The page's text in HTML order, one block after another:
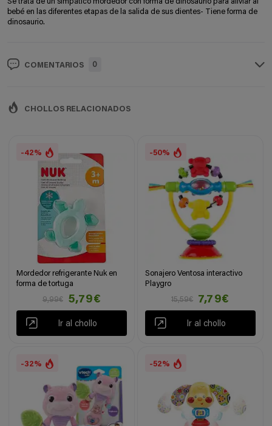
bebé en las diferentes etapas de la salida de sus dientes- Tiene forma de
dinosaurio.
COMENTARIOS 0
CHOLLOS RELACIONADOS
-42%
Mordedor refrigerante Nuk en
forma de tortuga
9,99€
5,79€
Ir al chollo
-50%
Sonajero Ventosa interactivo
Playgro
15,59€
7,79€
Ir al chollo
-32% -52%